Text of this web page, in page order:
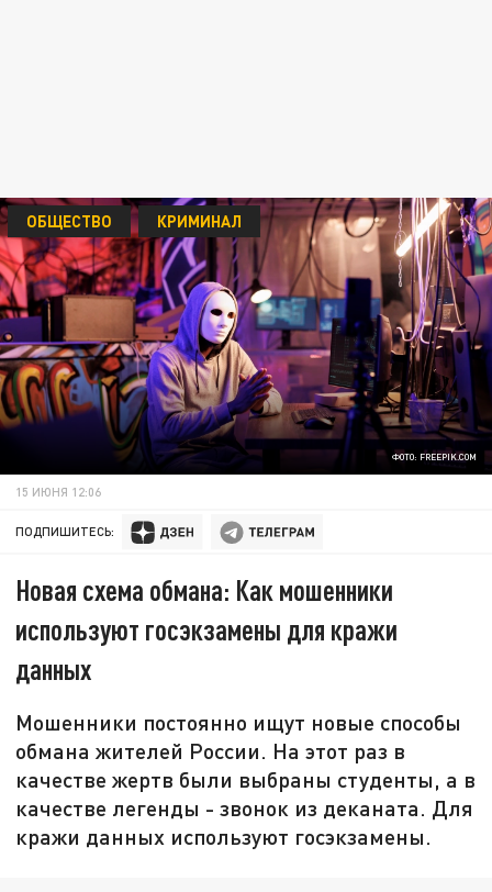
ФОТО: FREEPIK.COM
ОБЩЕСТВО КРИМИНАЛ
15 ИЮНЯ 12:06
ПОДПИШИТЕСЬ:
Новая схема обмана: Как мошенники
используют госэкзамены для кражи
данных
Мошенники постоянно ищут новые способы
обмана жителей России. На этот раз в
качестве жертв были выбраны студенты, а в
качестве легенды - звонок из деканата. Для
кражи данных используют госэкзамены.